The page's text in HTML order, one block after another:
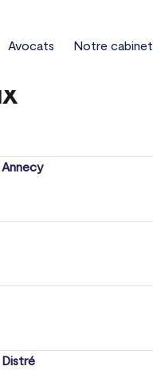
Avocats Notre cabinet
Tous les bureaux
Annecy
Distré